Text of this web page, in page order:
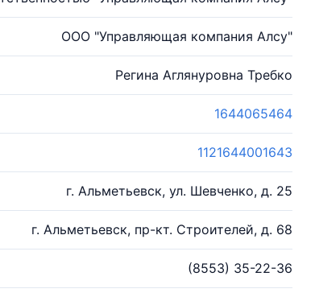
ООО "Управляющая компания Алсу"
Регина Аглянуровна Требко
1644065464
1121644001643
г. Альметьевск, ул. Шевченко, д. 25
г. Альметьевск, пр-кт. Строителей, д. 68
(8553) 35-22-36